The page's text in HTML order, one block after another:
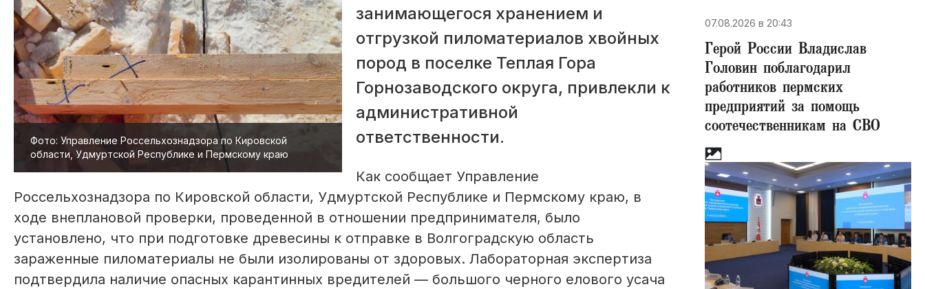
Фото: Управление Россельхознадзора по Кировской
области, Удмуртской Республике и Пермскому краю
занимающегося хранением и
отгрузкой пиломатериалов хвойных
пород в поселке Теплая Гора
Горнозаводского округа, привлекли к
административной
ответственности.
Как сообщает Управление
Россельхознадзора по Кировской области, Удмуртской Республике и Пермскому краю, в
ходе внеплановой проверки, проведенной в отношении предпринимателя, было
установлено, что при подготовке древесины к отправке в Волгоградскую область
зараженные пиломатериалы не были изолированы от здоровых. Лабораторная экспертиза
подтвердила наличие опасных карантинных вредителей — большого черного елового усача
07.08.2026 в 20:43
Герой России Владислав
Головин поблагодарил
работников пермских
предприятий за помощь
соотечественникам на СВО